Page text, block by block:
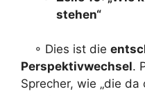
stehen“
◦ Dies ist die
Perspektivwechsel.
Sprecher, wie „die da